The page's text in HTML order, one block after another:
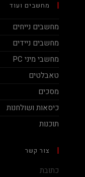
מחשבים ועוד
מחשבים נייחים
מחשבים ניידים
מחשבי מיני PC
טאבלטים
מסכים
כיסאות ושולחנות
תוכנות
צור קשר
כתובת